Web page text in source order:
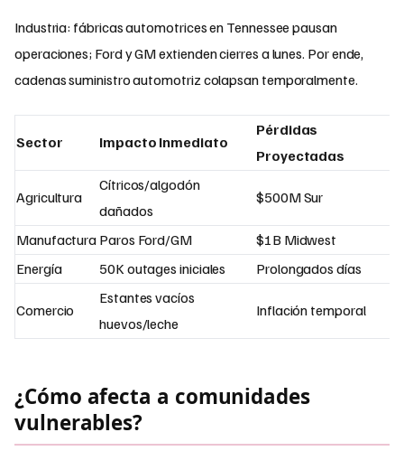
Industria: fábricas automotrices en Tennessee pausan
operaciones; Ford y GM extienden cierres a lunes. Por ende,
cadenas suministro automotriz colapsan temporalmente.
Sector Impacto Inmediato
Pérdidas
Proyectadas
Agricultura
Cítricos/algodón
dañados
$500M Sur
Manufactura Paros Ford/GM
$1B Midwest
Energía
50K outages iniciales Prolongados días
Comercio
Estantes vacíos
huevos/leche
Inflación temporal
¿Cómo afecta a comunidades
vulnerables?